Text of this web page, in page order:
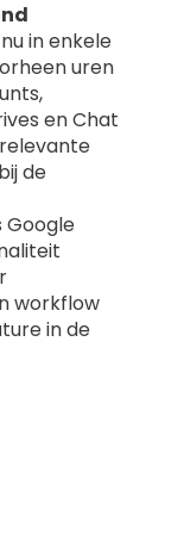
in enkele
uren
en Chat
de
Google
workflow
in de